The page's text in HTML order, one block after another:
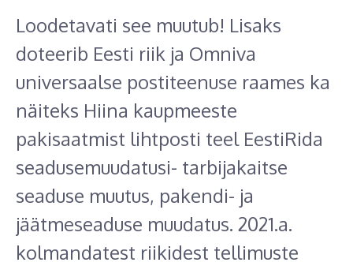
Loodetavati see muutub! Lisaks
doteerib Eesti riik ja Omniva
universaalse postiteenuse raames ka
näiteks Hiina kaupmeeste
pakisaatmist lihtposti teel EestiRida
seadusemuudatusi- tarbijakaitse
seaduse muutus, pakendi- ja
jäätmeseaduse muudatus. 2021.a.
kolmandatest riikidest tellimuste